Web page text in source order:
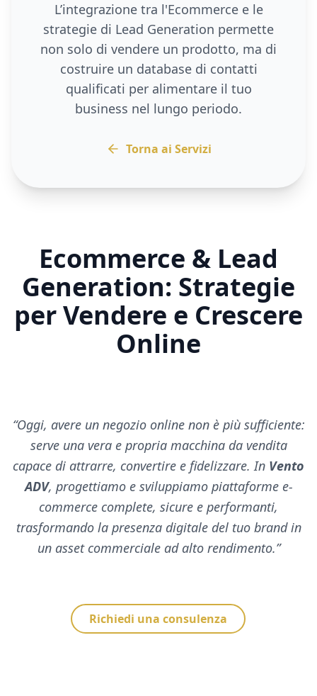
L’integrazione tra l'Ecommerce e le
strategie di Lead Generation permette
non solo di vendere un prodotto, ma di
costruire un database di contatti
qualificati per alimentare il tuo
business nel lungo periodo.
Torna ai Servizi
Ecommerce & Lead
Generation: Strategie
per Vendere e Crescere
Online
“Oggi, avere un negozio online non è più sufficiente:
serve una vera e propria macchina da vendita
capace di attrarre, convertire e fidelizzare. In Vento
ADV, progettiamo e sviluppiamo piattaforme e-
commerce complete, sicure e performanti,
trasformando la presenza digitale del tuo brand in
un asset commerciale ad alto rendimento.”
Richiedi una consulenza